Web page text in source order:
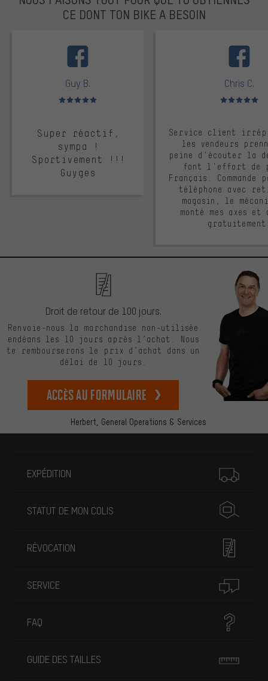
CE DONT TON BIKE A BESOIN
Guy B.
Note moyenne : 5 sur 5
Super réactif,
sympa !
Sportivement !!!
Guyges
Chris C.
Note moyenne :
Service client
les vendeurs
peine d'écouter la
font l'effort de
Français. Commande
téléphone avec
magasin, le
monté mes axes et
Herbert, General Operations & Services
Droit de retour de 100 jours.
Renvoie-nous la marchandise non-utilisée
endéans les 10 jours après l’achat. Nous
te rembourserons le prix d’achat dans un
délai de 10 jours.
Accès au formulaire
EXPÉDITION
STATUT DE MON COLIS
RÉVOCATION
SERVICE
FAQ
GUIDE DES TAILLES